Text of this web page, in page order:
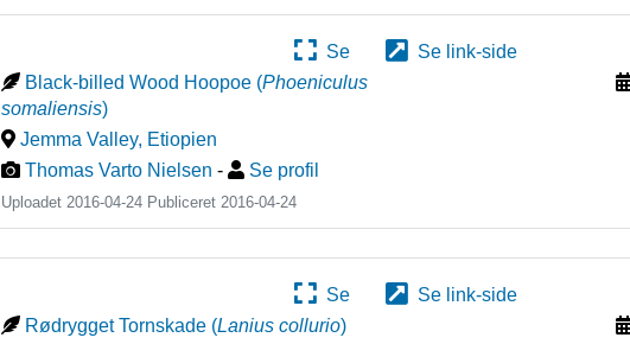
Se
Se link-side
Black-billed Wood Hoopoe (Phoeniculus
somaliensis)
Jemma Valley, Etiopien
Thomas Varto Nielsen - Se profil
Uploadet 2016-04-24 Publiceret 2016-04-24
Se
Se link-side
Rødrygget Tornskade (Lanius collurio)